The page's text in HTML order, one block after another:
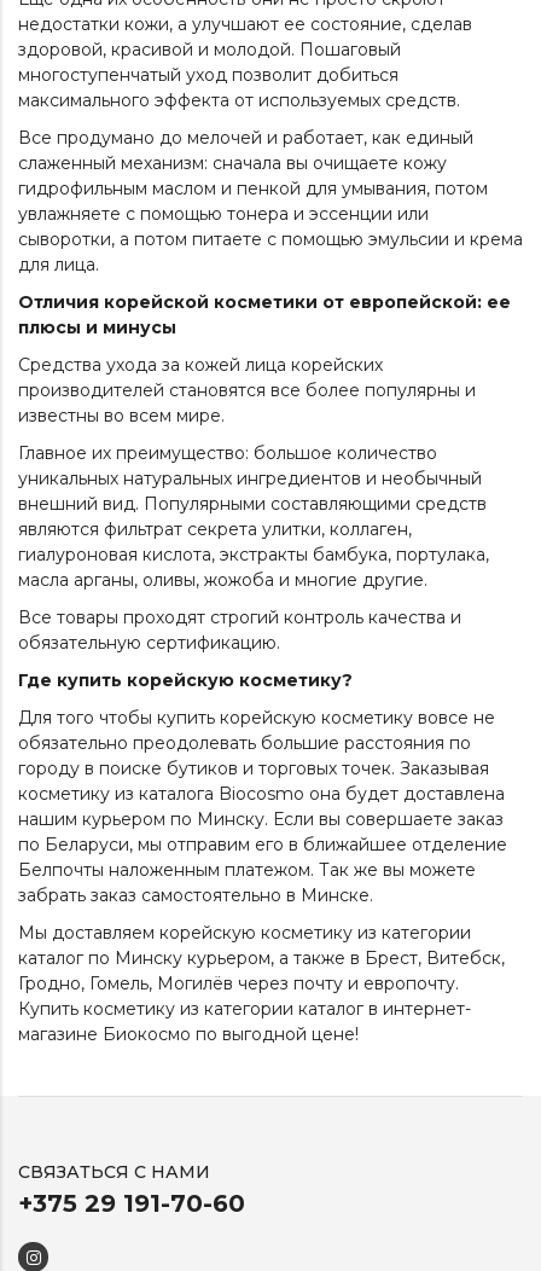
недостатки кожи, а улучшают ее состояние, сделав
здоровой, красивой и молодой. Пошаговый
многоступенчатый уход позволит добиться
максимального эффекта от используемых средств.
Все продумано до мелочей и работает, как единый
слаженный механизм: сначала вы очищаете кожу
гидрофильным маслом и пенкой для умывания, потом
увлажняете с помощью тонера и эссенции или
сыворотки, а потом питаете с помощью эмульсии и крема
для лица.
Отличия корейской косметики от европейской: ее
плюсы и минусы
Средства ухода за кожей лица корейских
производителей становятся все более популярны и
известны во всем мире.
Главное их преимущество: большое количество
уникальных натуральных ингредиентов и необычный
внешний вид. Популярными составляющими средств
являются фильтрат секрета улитки, коллаген,
гиалуроновая кислота, экстракты бамбука, портулака,
масла арганы, оливы, жожоба и многие другие.
Все товары проходят строгий контроль качества и
обязательную сертификацию.
Где купить корейскую косметику?
Для того чтобы купить корейскую косметику вовсе не
обязательно преодолевать большие расстояния по
городу в поиске бутиков и торговых точек. Заказывая
косметику из каталога Biocosmo она будет доставлена
нашим курьером по Минску. Если вы совершаете заказ
по Беларуси, мы отправим его в ближайшее отделение
Белпочты наложенным платежом. Так же вы можете
забрать заказ самостоятельно в Минске.
Мы доставляем корейскую косметику из категории
каталогпо Минску курьером, а также в Брест, Витебск,
Гродно, Гомель, Могилёв через почту и европочту.
Купить косметику из категории каталогв интернет-
магазине Биокосмо по выгодной цене!
СВЯЗАТЬСЯ С НАМИ
+375 29 191-70-60